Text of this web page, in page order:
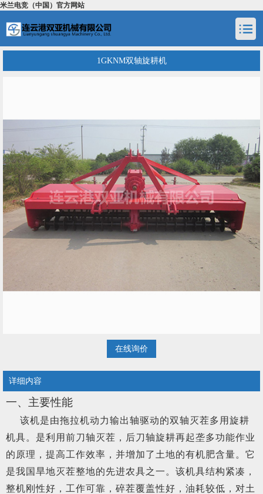
米兰电竞（中国）官方网站
1GKNM双轴旋耕机
在线询价
详细内容
一、主要性能
该机是由拖拉机动力输出轴驱动的双轴灭茬多用旋耕
机具。是利用前刀轴灭茬，后刀轴旋耕再起垄多功能作业
的原理，提高工作效率，并增加了土地的有机肥含量。它
是我国旱地灭茬整地的先进农具之一。该机具结构紧凑，
整机刚性好，工作可靠，碎茬覆盖性好，油耗较低，对土